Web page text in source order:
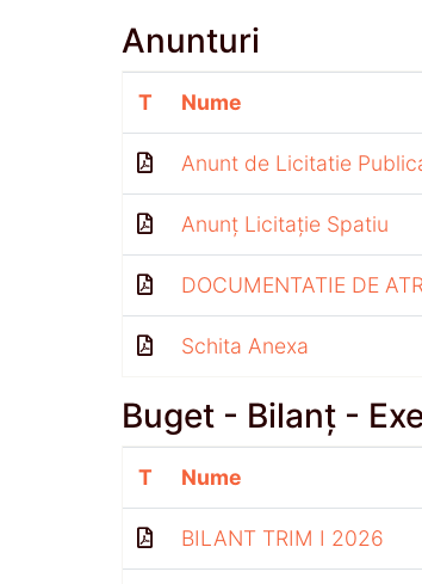
Anunturi
T Nume
Anunt de Licitatie
Anunț Licitație Spatiu
DOCUMENTATIE DE
Schita Anexa
Buget - Bilanț -
T Nume
BILANT TRIM I 2026